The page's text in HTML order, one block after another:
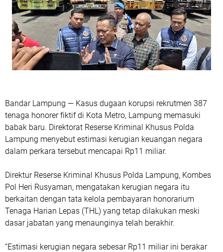
Bandar Lampung — Kasus dugaan korupsi rekrutmen 387
tenaga honorer fiktif di Kota Metro, Lampung memasuki
babak baru. Direktorat Reserse Kriminal Khusus Polda
Lampung menyebut estimasi kerugian keuangan negara
dalam perkara tersebut mencapai Rp11 miliar.
Direktur Reserse Kriminal Khusus Polda Lampung, Kombes
Pol Heri Rusyaman, mengatakan kerugian negara itu
berkaitan dengan tata kelola pembayaran honorarium
Tenaga Harian Lepas (THL) yang tetap dilakukan meski
dasar jabatan yang menaunginya telah berakhir.
“Estimasi kerugian negara sebesar Rp11 miliar ini berakar